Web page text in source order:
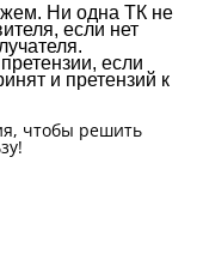
Ни одна ТК не
если нет
если
и претензий к
чтобы решить